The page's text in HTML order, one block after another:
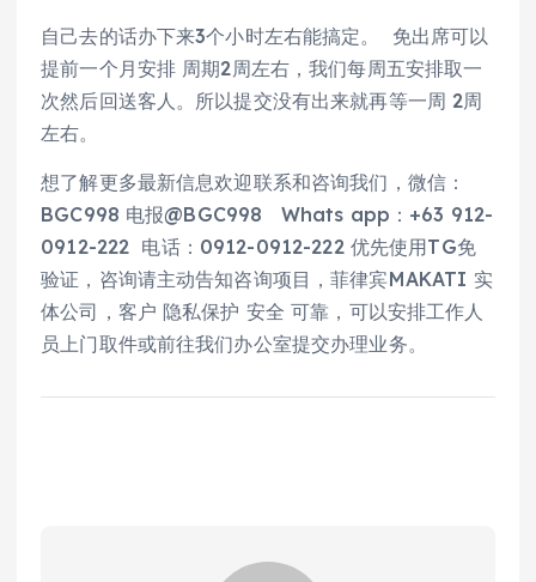
自己去的话办下来3个小时左右能搞定。 免出席可以
提前一个月安排 周期2周左右，我们每周五安排取一
次然后回送客人。所以提交没有出来就再等一周 2周
左右。
想了解更多最新信息欢迎联系和咨询我们，微信：
BGC998 电报@BGC998 Whats app：+63 912-
0912-222 电话：0912-0912-222 优先使用TG免
验证，咨询请主动告知咨询项目，菲律宾MAKATI 实
体公司，客户 隐私保护 安全 可靠，可以安排工作人
员上门取件或前往我们办公室提交办理业务。